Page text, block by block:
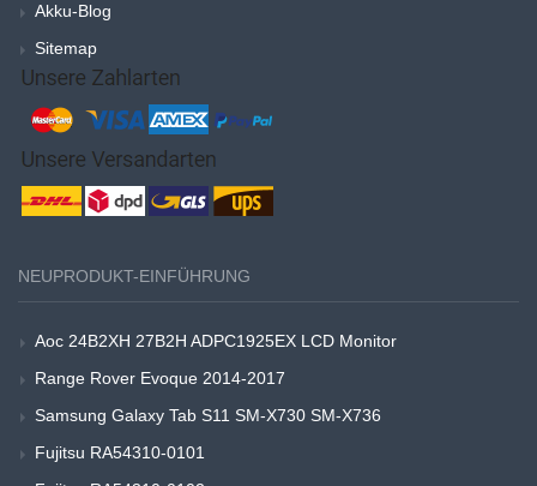
Akku-Blog
Sitemap
NEUPRODUKT-EINFÜHRUNG
Aoc 24B2XH 27B2H ADPC1925EX LCD Monitor
Range Rover Evoque 2014-2017
Samsung Galaxy Tab S11 SM-X730 SM-X736
Fujitsu RA54310-0101